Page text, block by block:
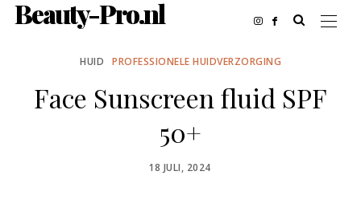
Beauty-Pro.nl
HUID PROFESSIONELE HUIDVERZORGING
Face Sunscreen fluid SPF
50+
POSTED
18 JULI, 2024